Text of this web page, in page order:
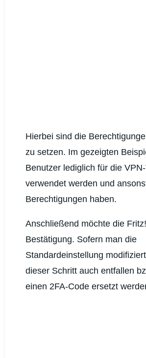
Hierbei sind die
zu setzen. Im gezeigten
Benutzer lediglich für die
verwendet werden und
Berechtigungen haben.
Anschließend möchte die
Bestätigung. Sofern man die
Standardeinstellung
dieser Schritt auch entfallen
einen 2FA-Code ersetzt